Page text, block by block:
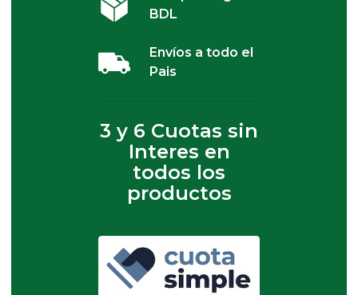
BDL
Envíos a todo el
Pais
3 y 6 Cuotas sin
Interes en
todos los
productos